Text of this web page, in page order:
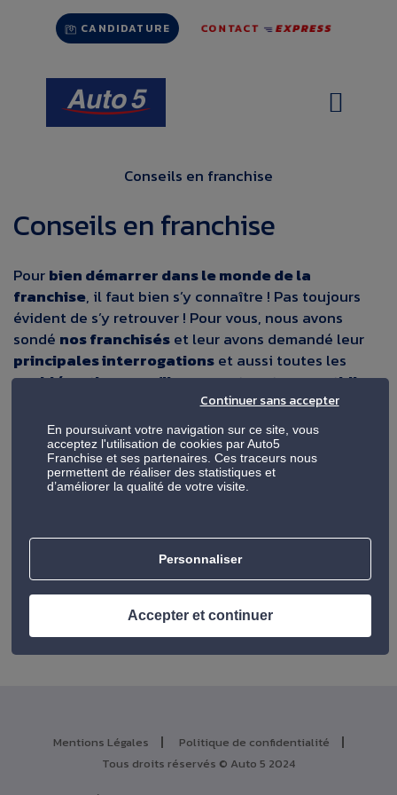
CANDIDATURE CONTACT EXPRESS
Conseils en franchise
Conseils en franchise
Pourbien démarrer dans le monde de la
franchise, il faut bien s’y connaître ! Pas toujours
évident de s’y retrouver ! Pour vous, nous avons
sondé nos franchiséset leur avons demandé leur
principales interrogationset aussi toutes les
problématiques qu’ils rencontrent au quotidien.
de vrais articles d’investigation
Alors que vous soyezintéressés par la franchise
déjà franchisé, cette rubrique est la vôtre !
N’hésitez pas à en user et à en abuser ! Revenez-
nous voir souvent :une actualité est publiée
Mentions Légales
Politique de confidentialité
Tous droits réservés © Auto 5 2024
En poursuivant votre navigation sur ce site, vous
acceptez l'utilisation de cookies par Auto5
Franchise et ses partenaires. Ces traceurs nous
permettent de réaliser des statistiques et
d’améliorer la qualité de votre visite.
Personnaliser
Continuer sans accepter
Accepter et continuer